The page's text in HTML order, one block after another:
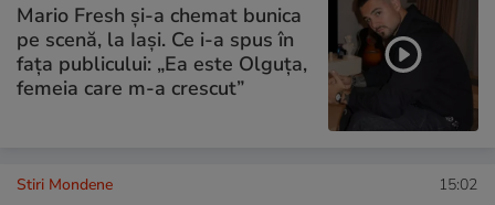
Mario Fresh și-a chemat bunica
pe scenă, la Iași. Ce i-a spus în
fața publicului: „Ea este Olguța,
femeia care m-a crescut”
Stiri Mondene 15:02